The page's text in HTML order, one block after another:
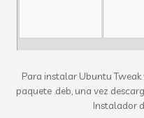
Para instalar Ubuntu Tweak
paquete .deb, una vez
Instalador